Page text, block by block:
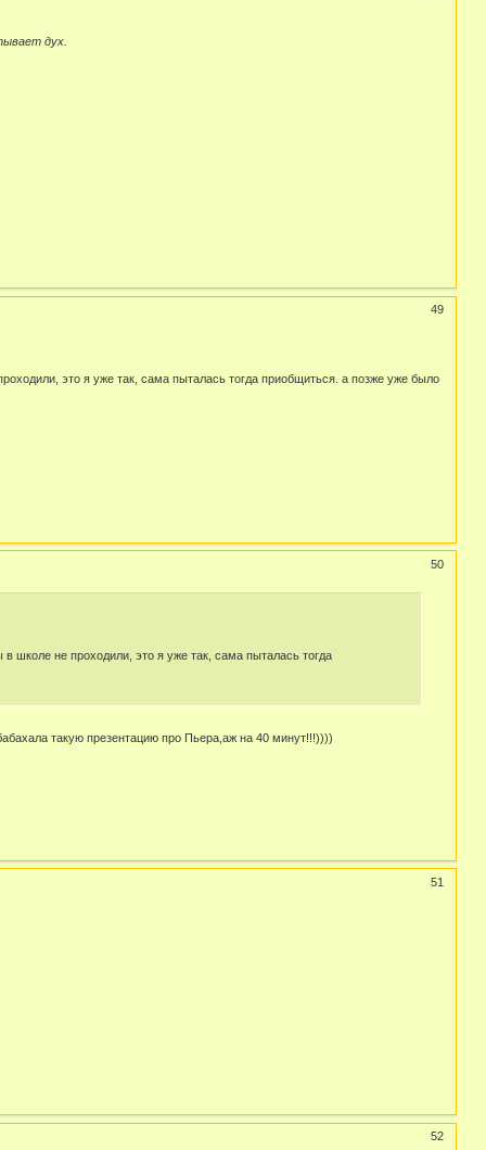
дух.
49
это я уже так, сама пыталась тогда приобщиться. а позже уже было
50
не проходили, это я уже так, сама пыталась тогда
такую презентацию про Пьера,аж на 40 минут!!!))))
51
52